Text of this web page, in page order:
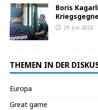
Boris
29. Juli 2023
THEMEN IN DER
Europa
Great game